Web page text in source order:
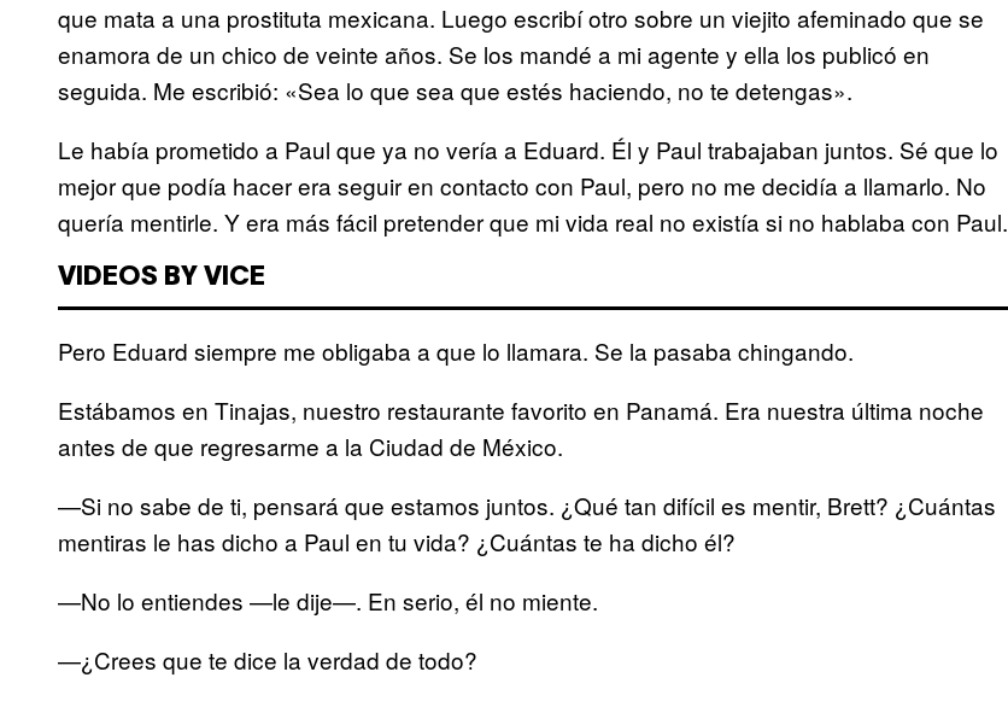
que mata a una prostituta mexicana. Luego escribí otro sobre un viejito afeminado que se
enamora de un chico de veinte años. Se los mandé a mi agente y ella los publicó en
seguida. Me escribió: «Sea lo que sea que estés haciendo, no te detengas».
Le había prometido a Paul que ya no vería a Eduard. Él y Paul trabajaban juntos. Sé que lo
mejor que podía hacer era seguir en contacto con Paul, pero no me decidía a llamarlo. No
quería mentirle. Y era más fácil pretender que mi vida real no existía si no hablaba con Paul.
VIDEOS BY VICE
Pero Eduard siempre me obligaba a que lo llamara. Se la pasaba chingando.
Estábamos en Tinajas, nuestro restaurante favorito en Panamá. Era nuestra última noche
antes de que regresarme a la Ciudad de México.
—Si no sabe de ti, pensará que estamos juntos. ¿Qué tan difícil es mentir, Brett? ¿Cuántas
mentiras le has dicho a Paul en tu vida? ¿Cuántas te ha dicho él?
—No lo entiendes —le dije—. En serio, él no miente.
—¿Crees que te dice la verdad de todo?